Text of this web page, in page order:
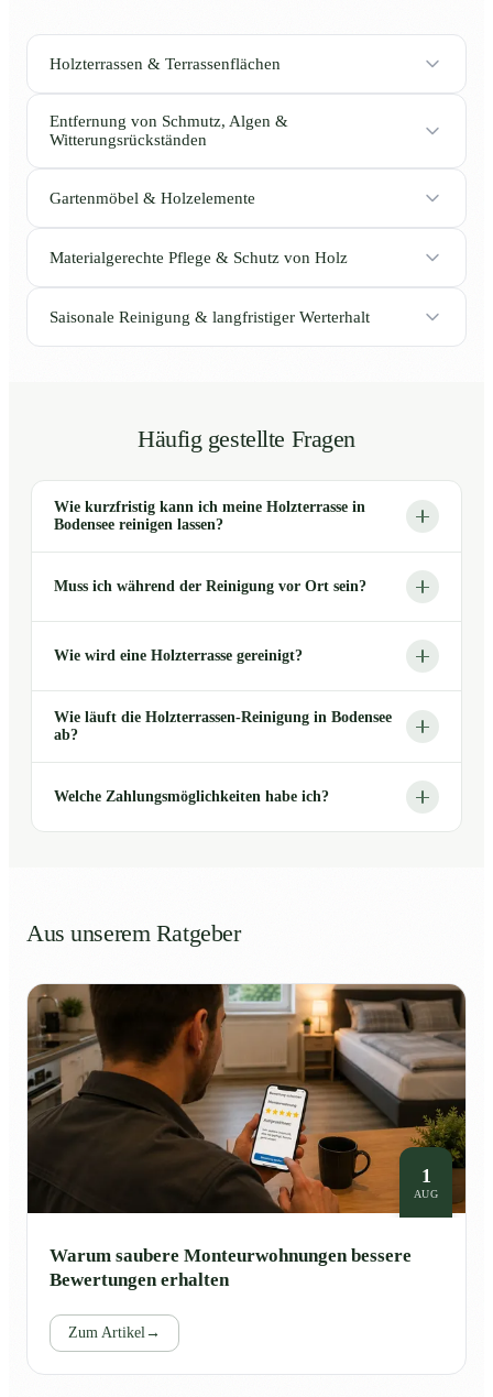
Holzterrassen & Terrassenflächen
Entfernung von Schmutz, Algen &
Witterungsrückständen
Gartenmöbel & Holzelemente
Materialgerechte Pflege & Schutz von Holz
Saisonale Reinigung & langfristiger Werterhalt
Häufig gestellte Fragen
Wie kurzfristig kann ich meine Holzterrasse in
Bodensee reinigen lassen?
Muss ich während der Reinigung vor Ort sein?
Wie wird eine Holzterrasse gereinigt?
Wie läuft die Holzterrassen-Reinigung in Bodensee
ab?
Welche Zahlungsmöglichkeiten habe ich?
Aus unserem Ratgeber
1
AUG
Warum saubere Monteurwohnungen bessere
Bewertungen erhalten
Zum Artikel→